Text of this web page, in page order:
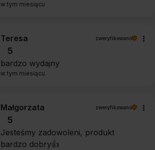
w tym miesiącu
Teresa zweryfikowano
5
bardzo wydajny
w tym miesiącu
Małgorzata zweryfikowano
5
Jesteśmy zadowoleni, produkt
bardzo dobry👍️